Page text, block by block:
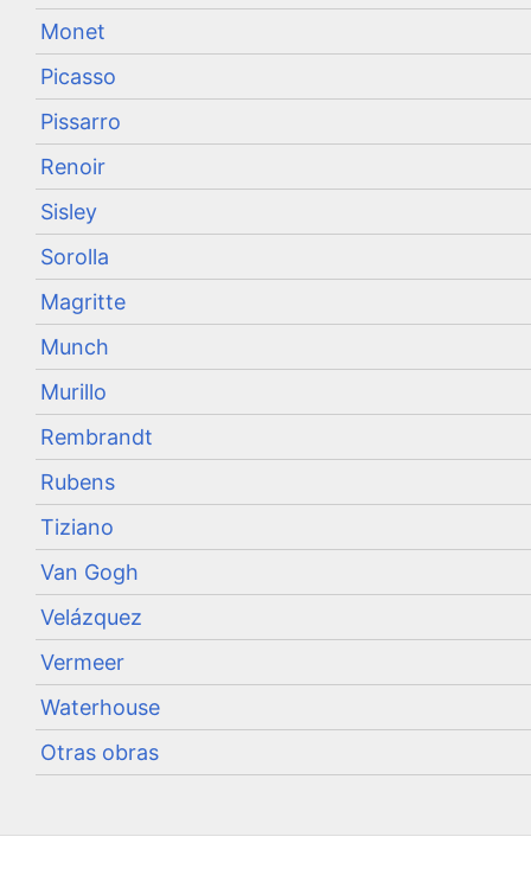
Monet
Picasso
Pissarro
Renoir
Sisley
Sorolla
Magritte
Munch
Murillo
Rembrandt
Rubens
Tiziano
Van Gogh
Velázquez
Vermeer
Waterhouse
Otras obras